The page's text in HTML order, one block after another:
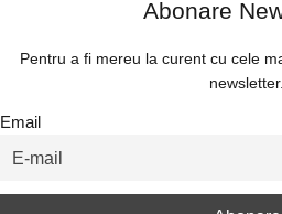
Abonare
Pentru a fi mereu la curent cu cele
newsletter.
Email